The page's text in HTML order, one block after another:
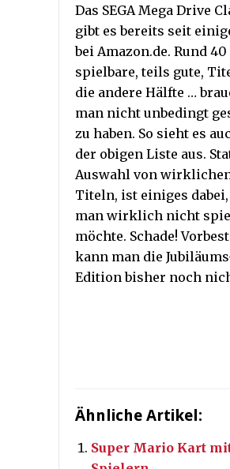
Das SEGA Mega Drive
gibt es bereits seit
bei Amazon.de. Rund 40
spielbare, teils gute,
die andere Hälfte …
man nicht unbedingt
zu haben. So sieht es
der obigen Liste aus.
Auswahl von
Titeln, ist einiges dabei,
man wirklich nicht
möchte. Schade!
kann man die
Edition bisher noch
Ähnliche Artikel:
Super Mario Kart mit